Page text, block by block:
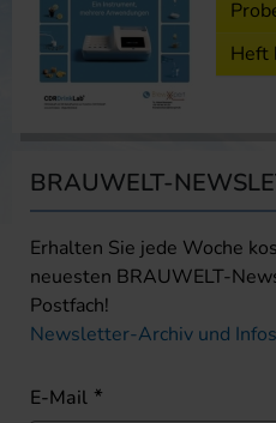
Heft
BRAUWELT-
Erhalten Sie jede Woche
neuesten BRAUWELT-
Postfach!
Newsletter-Archiv und Infos
E-Mail